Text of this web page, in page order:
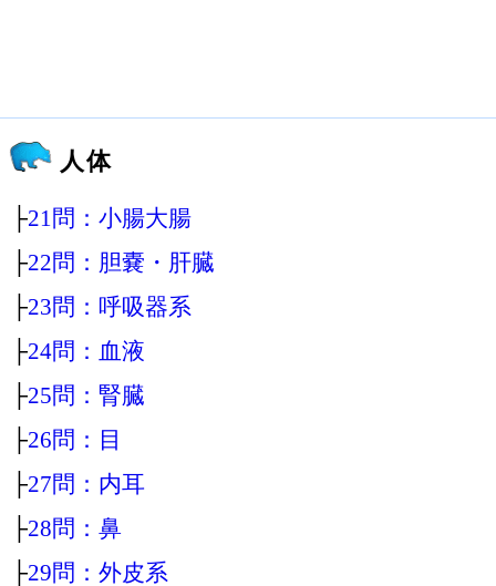
人体
├21問：小腸大腸
├22問：胆嚢・肝臓
├23問：呼吸器系
├24問：血液
├25問：腎臓
├26問：目
├27問：内耳
├28問：鼻
├29問：外皮系